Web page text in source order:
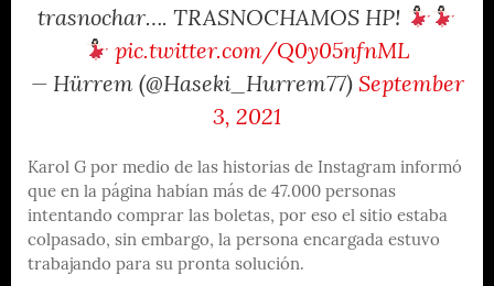
trasnochar…. TRASNOCHAMOS HP!
pic.twitter.com/Q0y05nfnML
— Hürrem (@Haseki_Hurrem77) September
3, 2021
Karol G por medio de las historias de Instagram informó
que en la página habían más de 47.000 personas
intentando comprar las boletas, por eso el sitio estaba
colpasado, sin embargo, la persona encargada estuvo
trabajando para su pronta solución.